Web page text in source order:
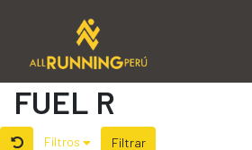
FUEL R
Filtros
Filtrar